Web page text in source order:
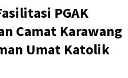
PGAK
Camat Karawang
Umat Katolik